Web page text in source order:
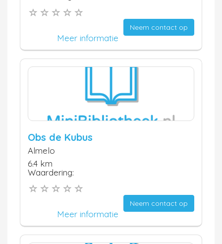
Neem contact op
Meer informatie
Obs de Kubus
Almelo
6.4 km
Waardering:
Neem contact op
Meer informatie